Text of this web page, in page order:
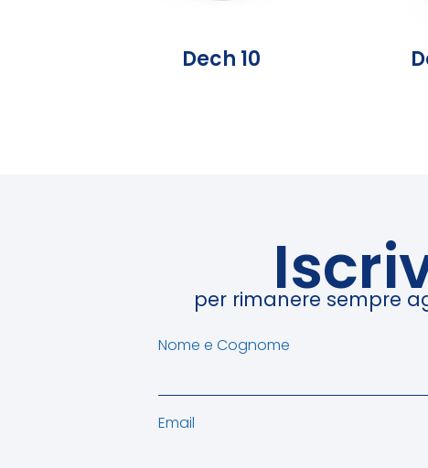
Dech 10
per rimanere sempre
Nome e Cognome
Email